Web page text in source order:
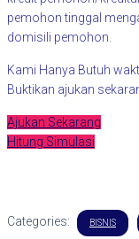
pemohon tinggal
domisili pemohon.
Kami Hanya Butuh
Buktikan ajukan
Ajukan Sekarang
Hitung Simulasi
Categories: BISNIS